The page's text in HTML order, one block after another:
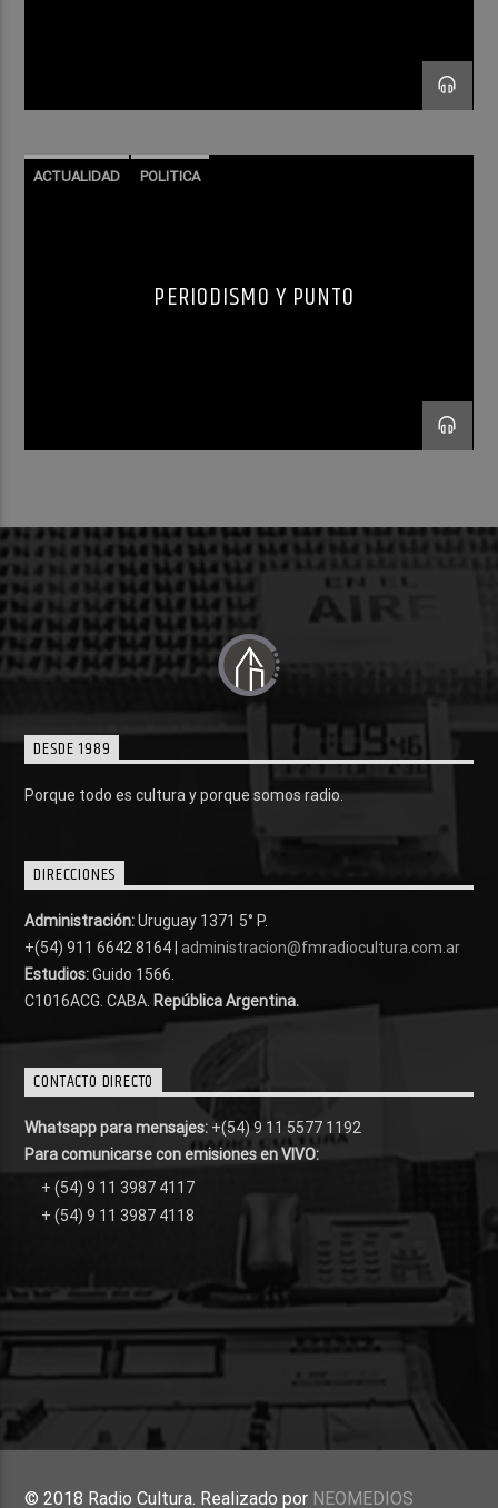
ACTUALIDAD POLITICA
PERIODISMO Y PUNTO
DESDE 1989
Porque todo es cultura y porque somos radio.
DIRECCIONES
Administración:Uruguay 1371 5° P.
+(54) 911 6642 8164 | administracion@fmradiocultura.com.ar
Estudios:Guido 1566.
C1016ACG. CABA. República Argentina.
CONTACTO DIRECTO
Whatsapp para mensajes: +(54) 9 11 5577 1192
Para comunicarse con emisiones en VIVO:
+ (54) 9 11 3987 4117
+ (54) 9 11 3987 4118
© 2018 Radio Cultura. Realizado por NEOMEDIOS